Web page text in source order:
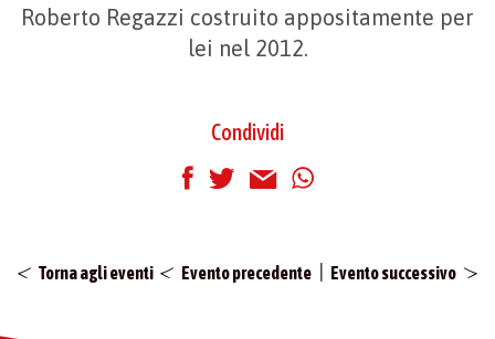
Roberto Regazzi costruito appositamente per
lei nel 2012.
Condividi
Torna agli eventi Evento precedente Evento successivo